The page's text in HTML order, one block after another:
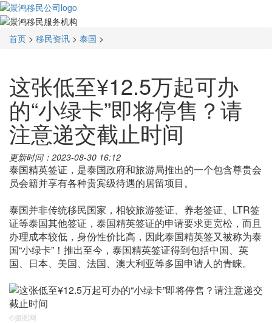
首页 > 移民资讯 > 泰国 >
这张低至¥12.5万起可办
的“小绿卡”即将停售？请
注意递交截止时间
更新时间：2023-08-30 16:12
泰国精英签证，是泰国政府和旅游局推出的一个包含尊贵会
员会籍并享有各种贵宾级待遇的居留项目。
泰国并非传统移民国家，相较旅游签证、养老签证、LTR签
证等泰国其他签证，泰国精英签证的申请要求更宽松，而且
办理成本较低，身份性价比高，因此泰国精英签又被称为泰
国“小绿卡”！推出至今，泰国精英签证得到包括中国、英
国、日本、美国、法国、澳大利亚等多国申请人的青睐。
©摄图网